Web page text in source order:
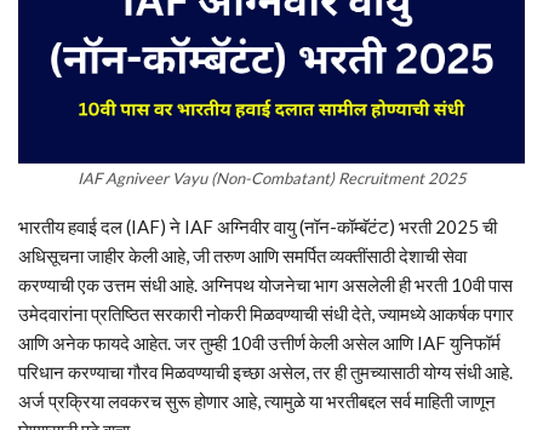
IAF Agniveer Vayu (Non-Combatant) Recruitment 2025
भारतीय हवाई दल (IAF) ने IAF अग्निवीर वायु (नॉन-कॉम्बॅटंट) भरती 2025 ची
अधिसूचना जाहीर केली आहे, जी तरुण आणि समर्पित व्यक्तींसाठी देशाची सेवा
करण्याची एक उत्तम संधी आहे. अग्निपथ योजनेचा भाग असलेली ही भरती 10वी पास
उमेदवारांना प्रतिष्ठित सरकारी नोकरी मिळवण्याची संधी देते, ज्यामध्ये आकर्षक पगार
आणि अनेक फायदे आहेत. जर तुम्ही 10वी उत्तीर्ण केली असेल आणि IAF युनिफॉर्म
परिधान करण्याचा गौरव मिळवण्याची इच्छा असेल, तर ही तुमच्यासाठी योग्य संधी आहे.
अर्ज प्रक्रिया लवकरच सुरू होणार आहे, त्यामुळे या भरतीबद्दल सर्व माहिती जाणून